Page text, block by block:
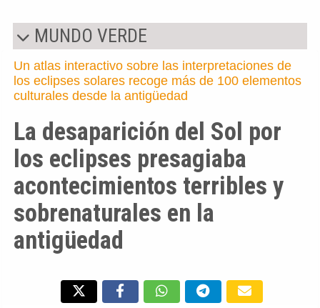
MUNDO VERDE
Un atlas interactivo sobre las interpretaciones de
los eclipses solares recoge más de 100 elementos
culturales desde la antigüedad
La desaparición del Sol por
los eclipses presagiaba
acontecimientos terribles y
sobrenaturales en la
antigüedad